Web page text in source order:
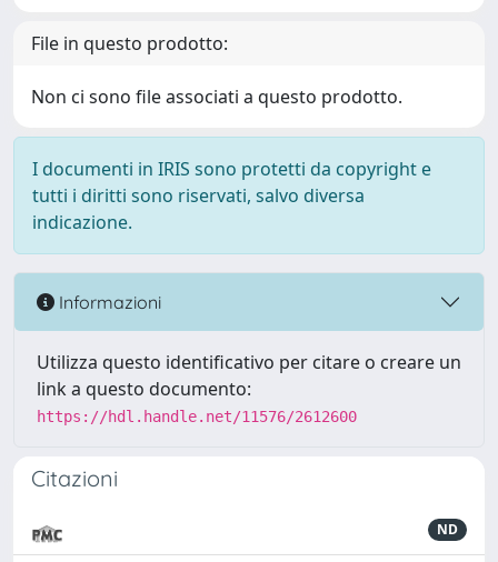
File in questo prodotto:
Non ci sono file associati a questo prodotto.
I documenti in IRIS sono protetti da copyright e
tutti i diritti sono riservati, salvo diversa
indicazione.
Informazioni
Utilizza questo identificativo per citare o creare un
link a questo documento:
https://hdl.handle.net/11576/2612600
Citazioni
ND